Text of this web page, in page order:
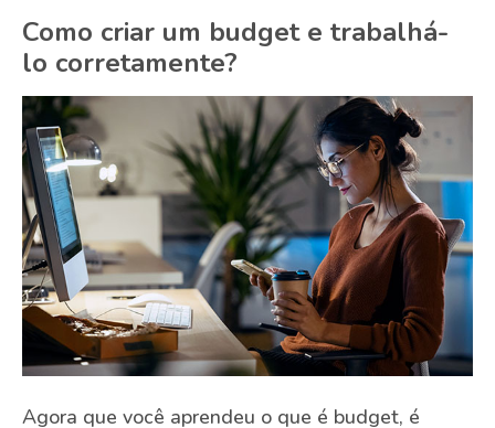
Como criar um budget e trabalhá-
lo corretamente?
Agora que você aprendeu o que é budget, é